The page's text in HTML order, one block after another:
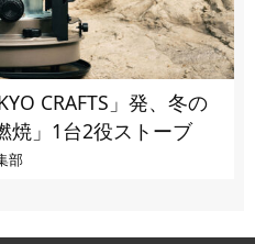
CRAFTS」発、冬の
焼」1台2役ストーブ
部